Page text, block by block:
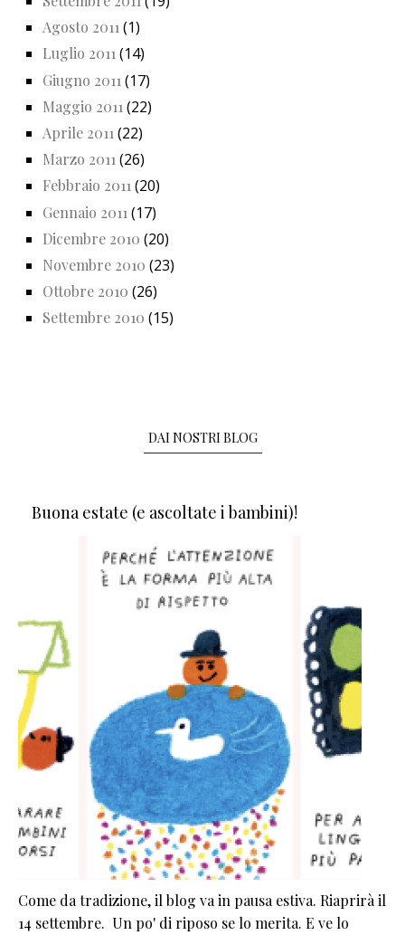
Agosto 2011(1)
Luglio 2011(14)
Giugno 2011 (17)
Maggio 2011 (22)
Aprile 2011 (22)
Marzo 2011(26)
Febbraio 2011(20)
Gennaio 2011 (17)
Dicembre 2010 (20)
Novembre 2010 (23)
Ottobre 2010 (26)
Settembre 2010 (15)
DAI NOSTRI BLOG
Buona estate (e ascoltate i bambini)!
Come da tradizione, il blog va in pausa estiva. Riaprirà il
14 settembre. Un po' di riposo se lo merita. E ve lo